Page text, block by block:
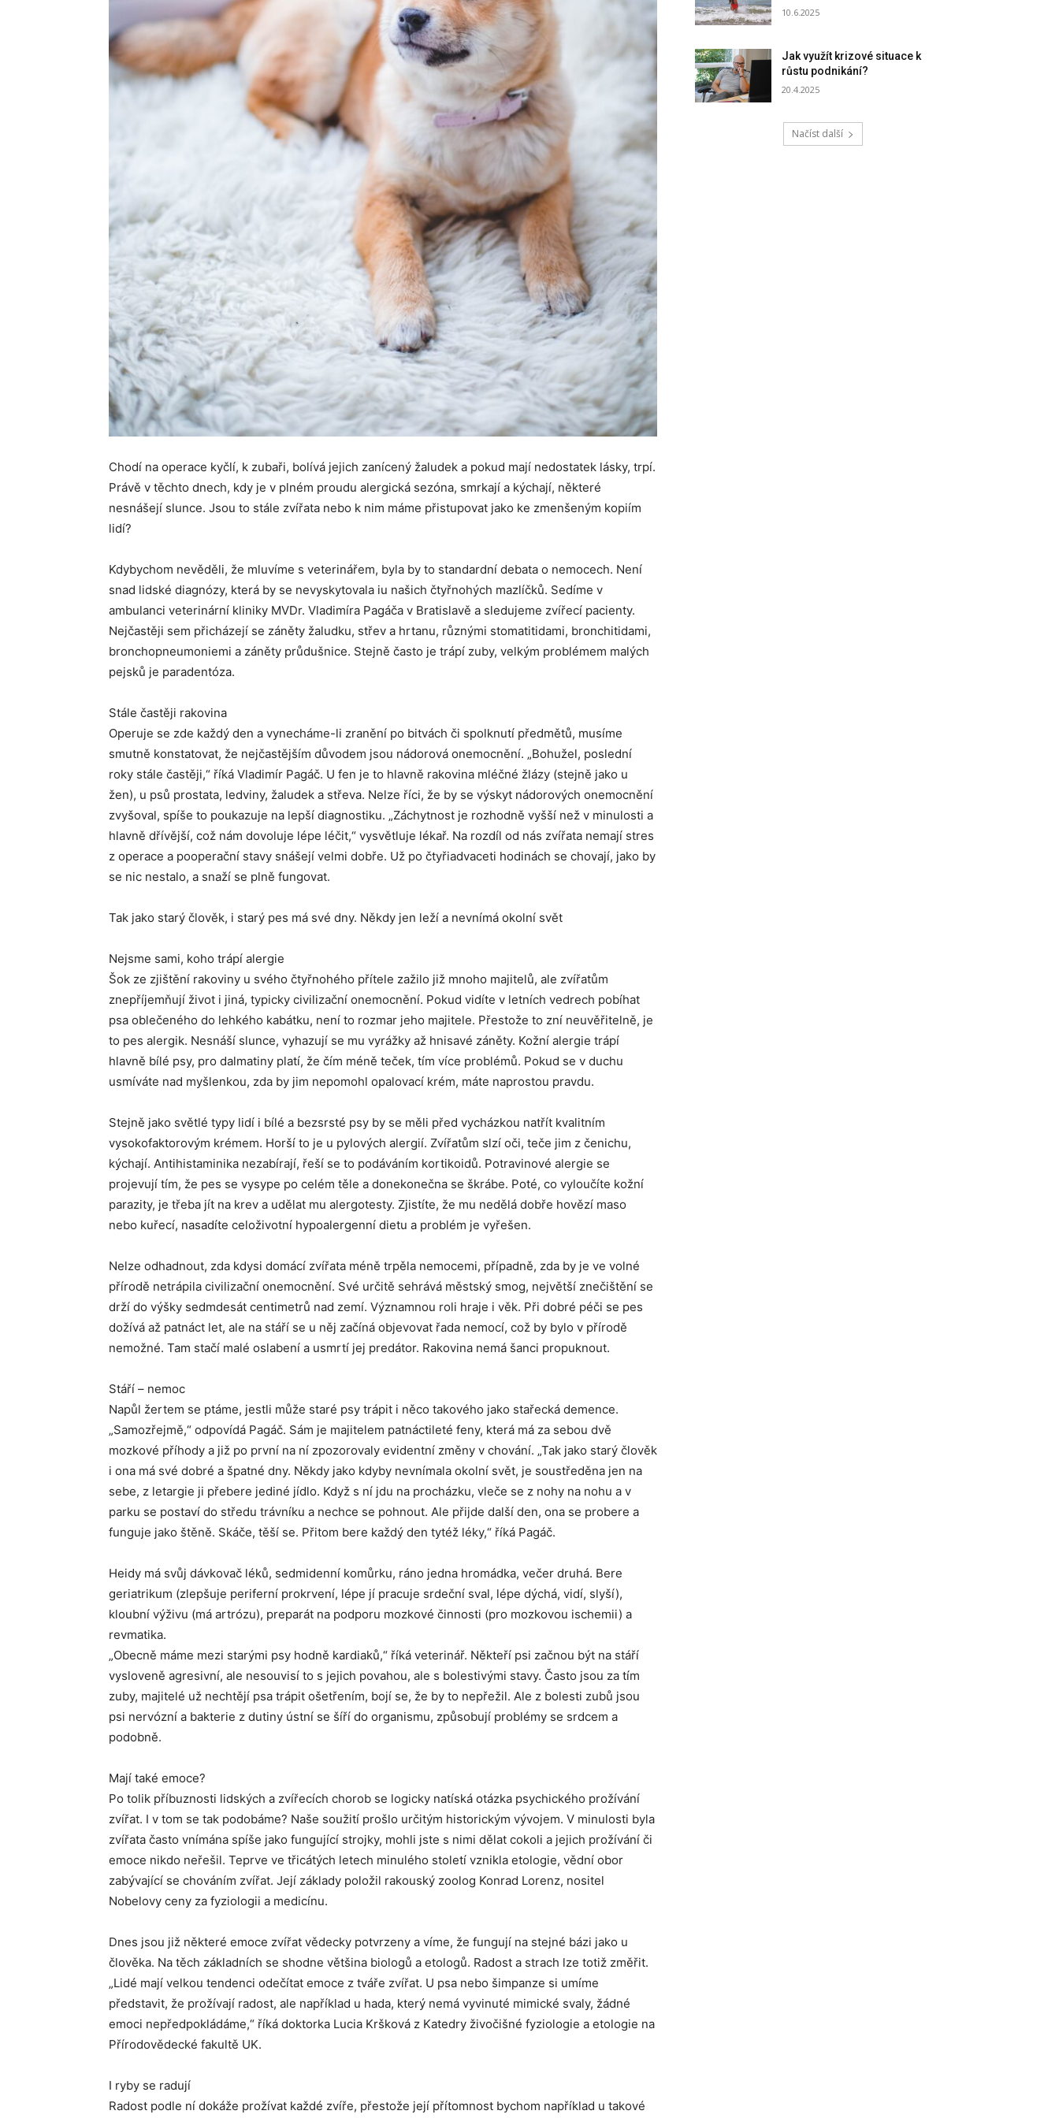
Chodí na operace kyčlí, k zubaři, bolívá jejich zanícený žaludek a pokud mají nedostatek lásky, trpí.
Právě v těchto dnech, kdy je v plném proudu alergická sezóna, smrkají a kýchají, některé
nesnášejí slunce. Jsou to stále zvířata nebo k nim máme přistupovat jako ke zmenšeným kopiím
lidí?
Kdybychom nevěděli, že mluvíme s veterinářem, byla by to standardní debata o nemocech. Není
snad lidské diagnózy, která by se nevyskytovala iu našich čtyřnohých mazlíčků. Sedíme v
ambulanci veterinární kliniky MVDr. Vladimíra Pagáča v Bratislavě a sledujeme zvířecí pacienty.
Nejčastěji sem přicházejí se záněty žaludku, střev a hrtanu, různými stomatitidami, bronchitidami,
bronchopneumoniemi a záněty průdušnice. Stejně často je trápí zuby, velkým problémem malých
pejsků je paradentóza.
Stále častěji rakovina
Operuje se zde každý den a vynecháme-li zranění po bitvách či spolknutí předmětů, musíme
smutně konstatovat, že nejčastějším důvodem jsou nádorová onemocnění. „Bohužel, poslední
roky stále častěji,“ říká Vladimír Pagáč. U fen je to hlavně rakovina mléčné žlázy (stejně jako u
žen), u psů prostata, ledviny, žaludek a střeva. Nelze říci, že by se výskyt nádorových onemocnění
zvyšoval, spíše to poukazuje na lepší diagnostiku. „Záchytnost je rozhodně vyšší než v minulosti a
hlavně dřívější, což nám dovoluje lépe léčit,“ vysvětluje lékař. Na rozdíl od nás zvířata nemají stres
z operace a pooperační stavy snášejí velmi dobře. Už po čtyřiadvaceti hodinách se chovají, jako by
se nic nestalo, a snaží se plně fungovat.
Tak jako starý člověk, i starý pes má své dny. Někdy jen leží a nevnímá okolní svět
Nejsme sami, koho trápí alergie
Šok ze zjištění rakoviny u svého čtyřnohého přítele zažilo již mnoho majitelů, ale zvířatům
znepříjemňují život i jiná, typicky civilizační onemocnění. Pokud vidíte v letních vedrech pobíhat
psa oblečeného do lehkého kabátku, není to rozmar jeho majitele. Přestože to zní neuvěřitelně, je
to pes alergik. Nesnáší slunce, vyhazují se mu vyrážky až hnisavé záněty. Kožní alergie trápí
hlavně bílé psy, pro dalmatiny platí, že čím méně teček, tím více problémů. Pokud se v duchu
usmíváte nad myšlenkou, zda by jim nepomohl opalovací krém, máte naprostou pravdu.
Stejně jako světlé typy lidí i bílé a bezsrsté psy by se měli před vycházkou natřít kvalitním
vysokofaktorovým krémem. Horší to je u pylových alergií. Zvířatům slzí oči, teče jim z čenichu,
kýchají. Antihistaminika nezabírají, řeší se to podáváním kortikoidů. Potravinové alergie se
projevují tím, že pes se vysype po celém těle a donekonečna se škrábe. Poté, co vyloučíte kožní
parazity, je třeba jít na krev a udělat mu alergotesty. Zjistíte, že mu nedělá dobře hovězí maso
nebo kuřecí, nasadíte celoživotní hypoalergenní dietu a problém je vyřešen.
Nelze odhadnout, zda kdysi domácí zvířata méně trpěla nemocemi, případně, zda by je ve volné
přírodě netrápila civilizační onemocnění. Své určitě sehrává městský smog, největší znečištění se
drží do výšky sedmdesát centimetrů nad zemí. Významnou roli hraje i věk. Při dobré péči se pes
dožívá až patnáct let, ale na stáří se u něj začíná objevovat řada nemocí, což by bylo v přírodě
nemožné. Tam stačí malé oslabení a usmrtí jej predátor. Rakovina nemá šanci propuknout.
Stáří – nemoc
Napůl žertem se ptáme, jestli může staré psy trápit i něco takového jako stařecká demence.
„Samozřejmě,“ odpovídá Pagáč. Sám je majitelem patnáctileté feny, která má za sebou dvě
mozkové příhody a již po první na ní zpozorovaly evidentní změny v chování. „Tak jako starý člověk
i ona má své dobré a špatné dny. Někdy jako kdyby nevnímala okolní svět, je soustředěna jen na
sebe, z letargie ji přebere jediné jídlo. Když s ní jdu na procházku, vleče se z nohy na nohu a v
parku se postaví do středu trávníku a nechce se pohnout. Ale přijde další den, ona se probere a
funguje jako štěně. Skáče, těší se. Přitom bere každý den tytéž léky,“ říká Pagáč.
Heidy má svůj dávkovač léků, sedmidenní komůrku, ráno jedna hromádka, večer druhá. Bere
geriatrikum (zlepšuje periferní prokrvení, lépe jí pracuje srdeční sval, lépe dýchá, vidí, slyší),
kloubní výživu (má artrózu), preparát na podporu mozkové činnosti (pro mozkovou ischemii) a
revmatika.
„Obecně máme mezi starými psy hodně kardiaků,“ říká veterinář. Někteří psi začnou být na stáří
vysloveně agresivní, ale nesouvisí to s jejich povahou, ale s bolestivými stavy. Často jsou za tím
zuby, majitelé už nechtějí psa trápit ošetřením, bojí se, že by to nepřežil. Ale z bolesti zubů jsou
psi nervózní a bakterie z dutiny ústní se šíří do organismu, způsobují problémy se srdcem a
podobně.
Mají také emoce?
Po tolik příbuznosti lidských a zvířecích chorob se logicky natíská otázka psychického prožívání
zvířat. I v tom se tak podobáme? Naše soužití prošlo určitým historickým vývojem. V minulosti byla
zvířata často vnímána spíše jako fungující strojky, mohli jste s nimi dělat cokoli a jejich prožívání či
emoce nikdo neřešil. Teprve ve třicátých letech minulého století vznikla etologie, vědní obor
zabývající se chováním zvířat. Její základy položil rakouský zoolog Konrad Lorenz, nositel
Nobelovy ceny za fyziologii a medicínu.
Dnes jsou již některé emoce zvířat vědecky potvrzeny a víme, že fungují na stejné bázi jako u
člověka. Na těch základních se shodne většina biologů a etologů. Radost a strach lze totiž změřit.
„Lidé mají velkou tendenci odečítat emoce z tváře zvířat. U psa nebo šimpanze si umíme
představit, že prožívají radost, ale například u hada, který nemá vyvinuté mimické svaly, žádné
emoci nepředpokládáme,“ říká doktorka Lucia Kršková z Katedry živočišné fyziologie a etologie na
Přírodovědecké fakultě UK.
I ryby se radují
Radost podle ní dokáže prožívat každé zvíře, přestože její přítomnost bychom například u takové
10.6.2025
Jak využít krizové situace k
růstu podnikání?
20.4.2025
Načíst další